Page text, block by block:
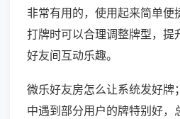
非常有用的，使用起来简单便
打牌时可以合理调整牌型，提
好友间互动乐趣。
微乐好友房怎么让系统发好牌
中遇到部分用户的牌特别好，